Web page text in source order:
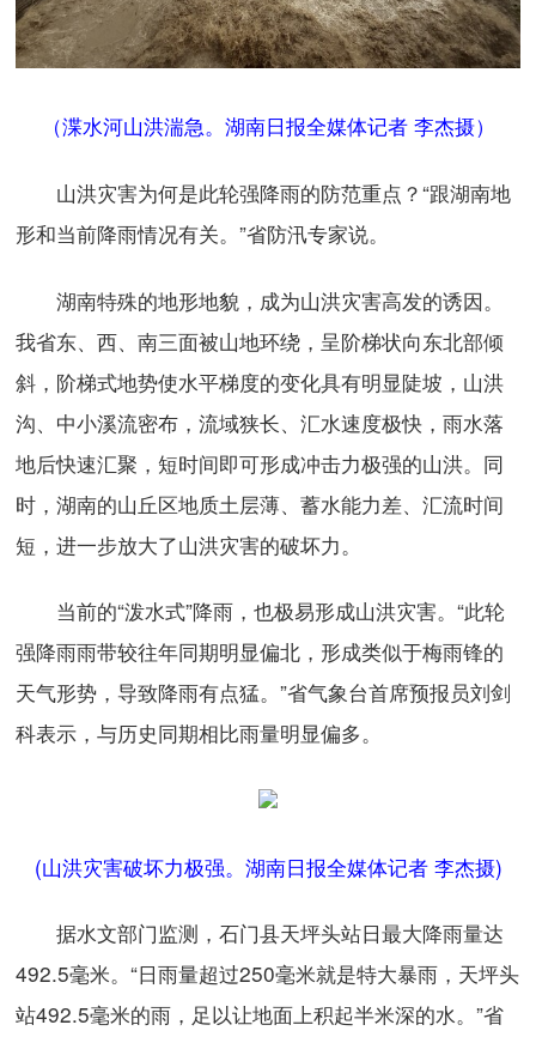
（渫水河山洪湍急。湖南日报全媒体记者 李杰摄）
山洪灾害为何是此轮强降雨的防范重点？“跟湖南地
形和当前降雨情况有关。”省防汛专家说。
湖南特殊的地形地貌，成为山洪灾害高发的诱因。
我省东、西、南三面被山地环绕，呈阶梯状向东北部倾
斜，阶梯式地势使水平梯度的变化具有明显陡坡，山洪
沟、中小溪流密布，流域狭长、汇水速度极快，雨水落
地后快速汇聚，短时间即可形成冲击力极强的山洪。同
时，湖南的山丘区地质土层薄、蓄水能力差、汇流时间
短，进一步放大了山洪灾害的破坏力。
当前的“泼水式”降雨，也极易形成山洪灾害。“此轮
强降雨雨带较往年同期明显偏北，形成类似于梅雨锋的
天气形势，导致降雨有点猛。”省气象台首席预报员刘剑
科表示，与历史同期相比雨量明显偏多。
(山洪灾害破坏力极强。湖南日报全媒体记者 李杰摄)
据水文部门监测，石门县天坪头站日最大降雨量达
492.5毫米。“日雨量超过250毫米就是特大暴雨，天坪头
站492.5毫米的雨，足以让地面上积起半米深的水。”省